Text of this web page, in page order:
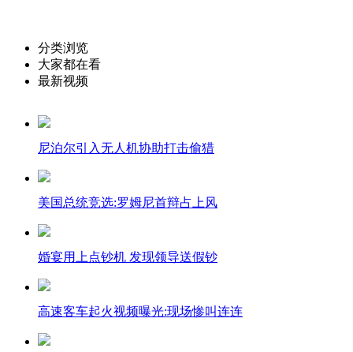
分类浏览
大家都在看
最新视频
尼泊尔引入无人机协助打击偷猎
美国总统竞选:罗姆尼首辩占上风
婚宴用上点钞机 发现领导送假钞
高速客车起火视频曝光:现场惨叫连连